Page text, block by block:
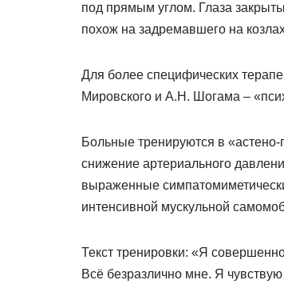
под прямым углом. Глаза
похож на задремавшего на
Для более специфических
Мировского и А.Н. Шогама –
Больные тренируются в
снижение артериального
выраженные
интенсивной мускульной
Текст тренировки: «Я
Всё безразлично мне. Я